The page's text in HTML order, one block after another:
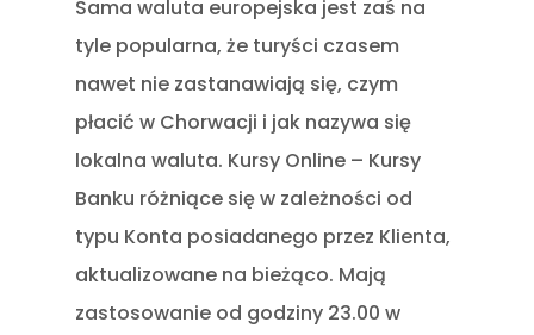
Sama waluta europejska jest zaś na
tyle popularna, że turyści czasem
nawet nie zastanawiają się, czym
płacić w Chorwacji i jak nazywa się
lokalna waluta. Kursy Online – Kursy
Banku różniące się w zależności od
typu Konta posiadanego przez Klienta,
aktualizowane na bieżąco. Mają
zastosowanie od godziny 23.00 w